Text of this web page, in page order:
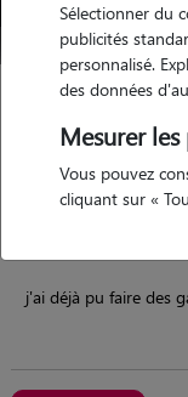
CHAMPSECRET
maison
j'ai déjà pu faire des
Sélectionner du
publicités
personnalisé.
des données
Mesurer
Vous pouvez
cliquant sur «